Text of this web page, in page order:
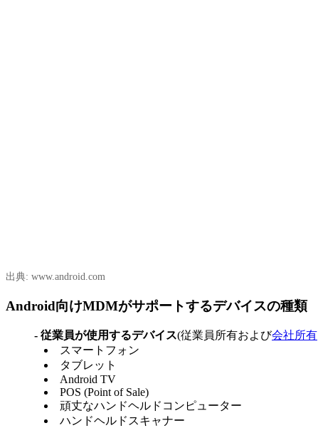
出典: www.android.com
Android向けMDMがサポートするデバイスの種類
- 従業員が使用するデバイス(従業員所有および会社所有
スマートフォン
タブレット
Android TV
POS (Point of Sale)
頑丈なハンドヘルドコンピューター
ハンドヘルドスキャナー